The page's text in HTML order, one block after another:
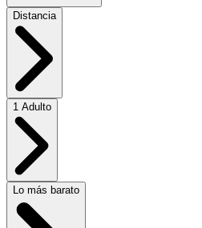
Distancia
1 Adulto
Lo más barato